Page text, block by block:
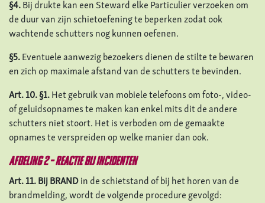
§4. Bij drukte kan een Steward elke Particulier verzoeken om
de duur van zijn schietoefening te beperken zodat ook
wachtende schutters nog kunnen oefenen.
§5. Eventuele aanwezig bezoekers dienen de stilte te bewaren
en zich op maximale afstand van de schutters te bevinden.
Art. 10. §1. Het gebruik van mobiele telefoons om foto-, video-
of geluidsopnames te maken kan enkel mits dit de andere
schutters niet stoort. Het is verboden om de gemaakte
opnames te verspreiden op welke manier dan ook.
Afdeling 2 – Reactie bij incidenten
Art. 11. Bij BRAND in de schietstand of bij het horen van de
brandmelding, wordt de volgende procedure gevolgd: